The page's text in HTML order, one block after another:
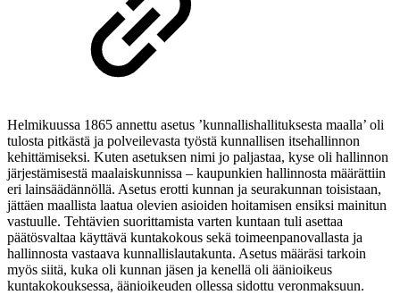
Helmikuussa 1865 annettu asetus ’kunnallishallituksesta maalla’ oli
tulosta pitkästä ja polveilevasta työstä kunnallisen itsehallinnon
kehittämiseksi. Kuten asetuksen nimi jo paljastaa, kyse oli hallinnon
järjestämisestä maalaiskunnissa – kaupunkien hallinnosta määrättiin
eri lainsäädännöllä. Asetus erotti kunnan ja seurakunnan toisistaan,
jättäen maallista laatua olevien asioiden hoitamisen ensiksi mainitun
vastuulle. Tehtävien suorittamista varten kuntaan tuli asettaa
päätösvaltaa käyttävä kuntakokous sekä toimeenpanovallasta ja
hallinnosta vastaava kunnallislautakunta. Asetus määräsi tarkoin
myös siitä, kuka oli kunnan jäsen ja kenellä oli äänioikeus
kuntakokouksessa, äänioikeuden ollessa sidottu veronmaksuun.